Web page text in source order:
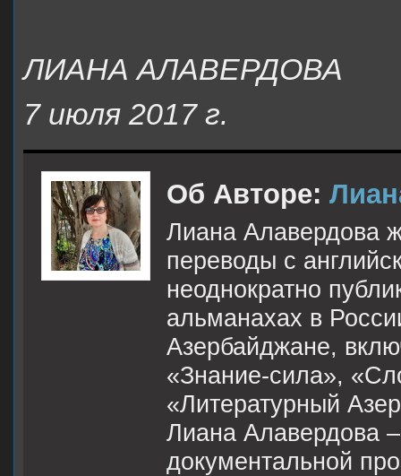
ЛИАНА АЛАВЕРДОВА
7 июля 2017 г.
Об Авторе:
Лиана Алавердова
переводы с
неоднократно
альманахах в
Азербайджане,
«Знание-сила»,
«Литературный
Лиана Алавердова –
документальной